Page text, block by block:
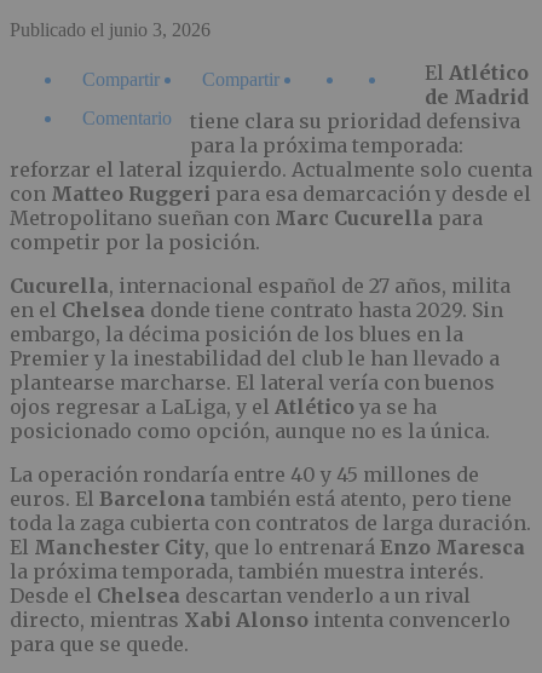
Publicado el junio 3, 2026
Compartir
Compartir
Comentario
El Atlético
de Madrid
tiene clara su prioridad defensiva
para la próxima temporada:
reforzar el lateral izquierdo. Actualmente solo cuenta
con Matteo Ruggeri para esa demarcación y desde el
Metropolitano sueñan con Marc Cucurella para
competir por la posición.
Cucurella, internacional español de 27 años, milita
en el Chelsea donde tiene contrato hasta 2029. Sin
embargo, la décima posición de los blues en la
Premier y la inestabilidad del club le han llevado a
plantearse marcharse. El lateral vería con buenos
ojos regresar a LaLiga, y el Atlético ya se ha
posicionado como opción, aunque no es la única.
La operación rondaría entre 40 y 45 millones de
euros. El Barcelona también está atento, pero tiene
toda la zaga cubierta con contratos de larga duración.
El Manchester City, que lo entrenará Enzo Maresca
la próxima temporada, también muestra interés.
Desde el Chelsea descartan venderlo a un rival
directo, mientras Xabi Alonso intenta convencerlo
para que se quede.